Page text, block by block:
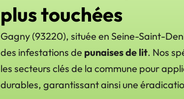
plus touchées
Gagny (93220), située en Seine-Saint-
des infestations de punaises de lit. Nos
les secteurs clés de la commune pour
durables, garantissant ainsi une